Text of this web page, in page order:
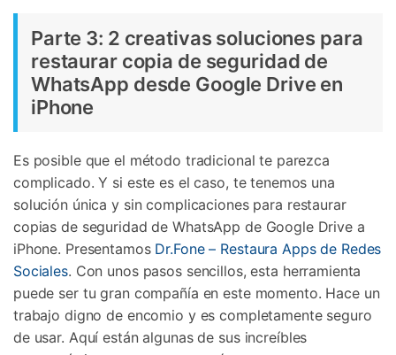
Parte 3: 2 creativas soluciones para
restaurar copia de seguridad de
WhatsApp desde Google Drive en
iPhone
Es posible que el método tradicional te parezca
complicado. Y si este es el caso, te tenemos una
solución única y sin complicacionespara restaurar
copias de seguridad de WhatsApp de Google Drive a
iPhone. Presentamos Dr.Fone – Restaura Apps de Redes
Sociales. Con unos pasos sencillos, esta herramienta
puede ser tu gran compañía en este momento. Hace un
trabajo digno de encomio y es completamente seguro
de usar. Aquí están algunas de sus increíbles